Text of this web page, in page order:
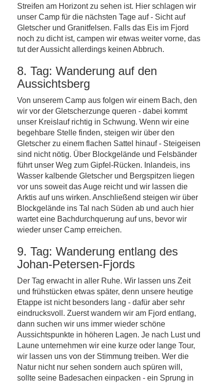
Streifen am Horizont zu sehen ist. Hier schlagen wir
unser Camp für die nächsten Tage auf - Sicht auf
Gletscher und Granitfelsen. Falls das Eis im Fjord
noch zu dicht ist, campen wir etwas weiter vorne, das
tut der Aussicht allerdings keinen Abbruch.
8. Tag: Wanderung auf den
Aussichtsberg
Von unserem Camp aus folgen wir einem Bach, den
wir vor der Gletscherzunge queren - dabei kommt
unser Kreislauf richtig in Schwung. Wenn wir eine
begehbare Stelle finden, steigen wir über den
Gletscher zu einem flachen Sattel hinauf - Steigeisen
sind nicht nötig. Über Blockgelände und Felsbänder
führt unser Weg zum Gipfel-Rücken. Inlandeis, ins
Wasser kalbende Gletscher und Bergspitzen liegen
vor uns soweit das Auge reicht und wir lassen die
Arktis auf uns wirken. Anschließend steigen wir über
Blockgelände ins Tal nach Süden ab und auch hier
wartet eine Bachdurchquerung auf uns, bevor wir
wieder unser Camp erreichen.
9. Tag: Wanderung entlang des
Johan-Petersen-Fjords
Der Tag erwacht in aller Ruhe. Wir lassen uns Zeit
und frühstücken etwas später, denn unsere heutige
Etappe ist nicht besonders lang - dafür aber sehr
eindrucksvoll. Zuerst wandern wir am Fjord entlang,
dann suchen wir uns immer wieder schöne
Aussichtspunkte in höheren Lagen. Je nach Lust und
Laune unternehmen wir eine kurze oder lange Tour,
wir lassen uns von der Stimmung treiben. Wer die
Natur nicht nur sehen sondern auch spüren will,
sollte seine Badesachen einpacken - ein Sprung in